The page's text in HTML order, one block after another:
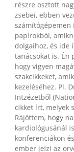
részre osztott
zsebei, ebben
számítógépemen
papírokból,
dolgaihoz, és ide
tanácsokat is. Én
hogy vigyen
szakcikkeket,
kezeléséhez. Pl.
Intzézetből
cikket írt, melyek
Rájöttem, hogy
kardiológusánál
konferenciákon
ember jelzi az